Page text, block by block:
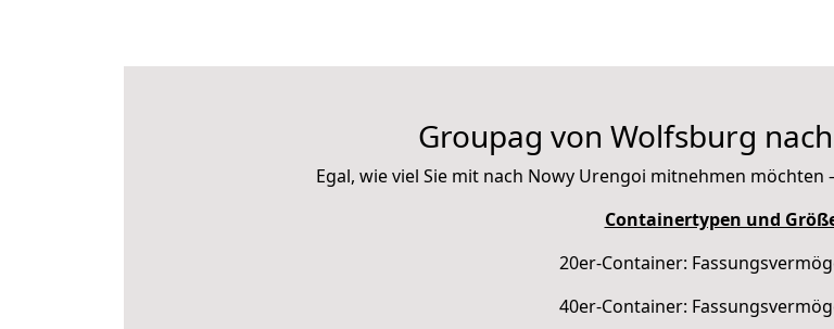
Groupag von Wolfsburg
Egal, wie viel Sie mit nach Nowy Urengoi mitnehmen
Containertypen und
20er-Container:
40er-Container: